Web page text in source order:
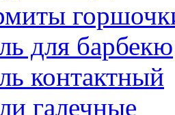
для барбекю
контактный
галечные